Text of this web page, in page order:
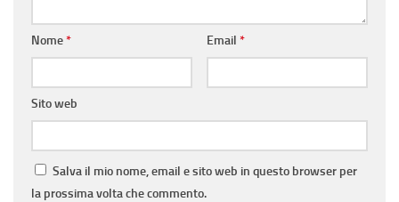
Nome* Email *
Sito web
Salva il mio nome, email e sito web in questo browser per
la prossima volta che commento.